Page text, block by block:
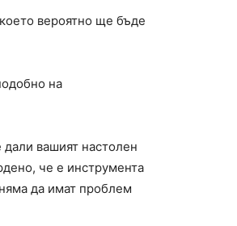
вероятно ще бъде
на
вашият настолен
че е инструмента
да имат проблем